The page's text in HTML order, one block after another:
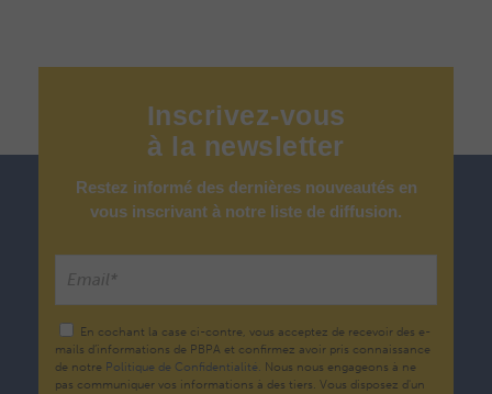
Inscrivez-vous
à la newsletter
Restez informé des dernières nouveautés en
vous inscrivant à notre liste de diffusion.
En cochant la case ci-contre, vous acceptez de recevoir des e-
mails d’informations de PBPA et confirmez avoir pris connaissance
de notre Politique de Confidentialité. Nous nous engageons à ne
pas communiquer vos informations à des tiers. Vous disposez d'un